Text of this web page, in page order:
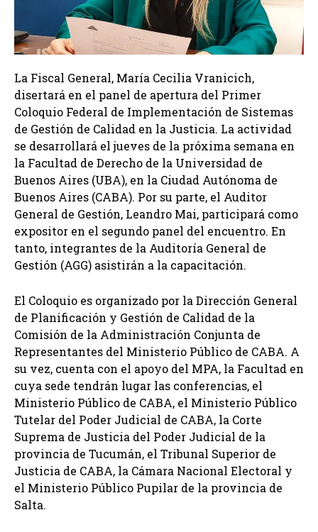
La Fiscal General, María Cecilia Vranicich,
disertará en el panel de apertura del Primer
Coloquio Federal de Implementación de Sistemas
de Gestión de Calidad en la Justicia. La actividad
se desarrollará el jueves de la próxima semana en
la Facultad de Derecho de la Universidad de
Buenos Aires (UBA), en la Ciudad Autónoma de
Buenos Aires (CABA). Por su parte, el Auditor
General de Gestión, Leandro Mai, participará como
expositor en el segundo panel del encuentro. En
tanto, integrantes de la Auditoría General de
Gestión (AGG) asistirán a la capacitación.
El Coloquio es organizado por la Dirección General
de Planificación y Gestión de Calidad de la
Comisión de la Administración Conjunta de
Representantes del Ministerio Público de CABA. A
su vez, cuenta con el apoyo del MPA, la Facultad en
cuya sede tendrán lugar las conferencias, el
Ministerio Público de CABA, el Ministerio Público
Tutelar del Poder Judicial de CABA, la Corte
Suprema de Justicia del Poder Judicial de la
provincia de Tucumán, el Tribunal Superior de
Justicia de CABA, la Cámara Nacional Electoral y
el Ministerio Público Pupilar de la provincia de
Salta.